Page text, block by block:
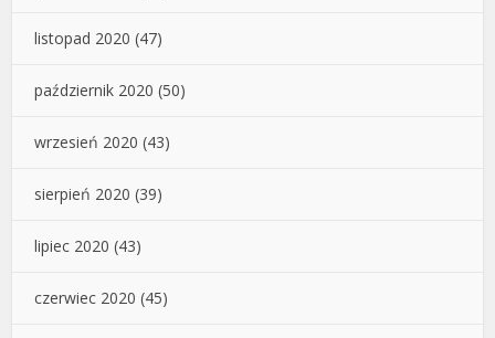
listopad 2020 (47)
październik 2020 (50)
wrzesień 2020 (43)
sierpień 2020 (39)
lipiec 2020 (43)
czerwiec 2020 (45)